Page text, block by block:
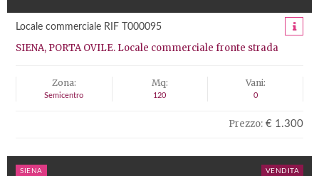
Locale commerciale RIF T000095
SIENA, PORTA OVILE. Locale commerciale fronte strada
Zona:
Semicentro
Mq:
120
Vani:
0
Prezzo: € 1.300
SIENA VENDITA